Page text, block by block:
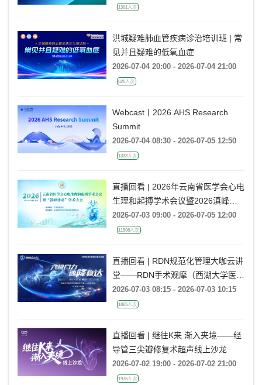
Practice, Embracing the One-Shot
题会
1301人次
洪城疑难肺血管疾病诊治培训班 | 常
见并且疑难的低氧血症
2026-07-04 20:00 - 2026-07-04 21:00
620人次
Webcast丨2026 AHS Research
Summit
2026-07-04 08:30 - 2026-07-05 12:50
1333人次
直播回看 | 2026年云南省医学会心电
生理和起搏学术会议暨2026滇峰律
动学术大会
2026-07-03 09:00 - 2026-07-05 12:00
11508人次
直播回看 | RDN规范化管理大咖云讲
堂——RDN手术观摩（西湖大学医学
院附属杭州市第一人民医院站）
2026-07-03 08:15 - 2026-07-03 10:15
1865人次
直播回看 | 继往K来 渐入夹境——经
导管三尖瓣修复术超声线上沙龙
2026-07-02 19:00 - 2026-07-02 21:00
1975人次